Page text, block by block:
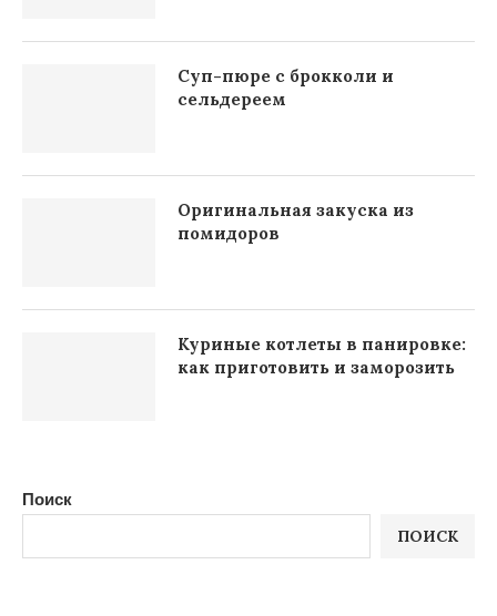
Поиск
ПОИСК
Суп-пюре с брокколи и
сельдереем
Оригинальная закуска из
помидоров
Куриные котлеты в панировке:
как приготовить и заморозить